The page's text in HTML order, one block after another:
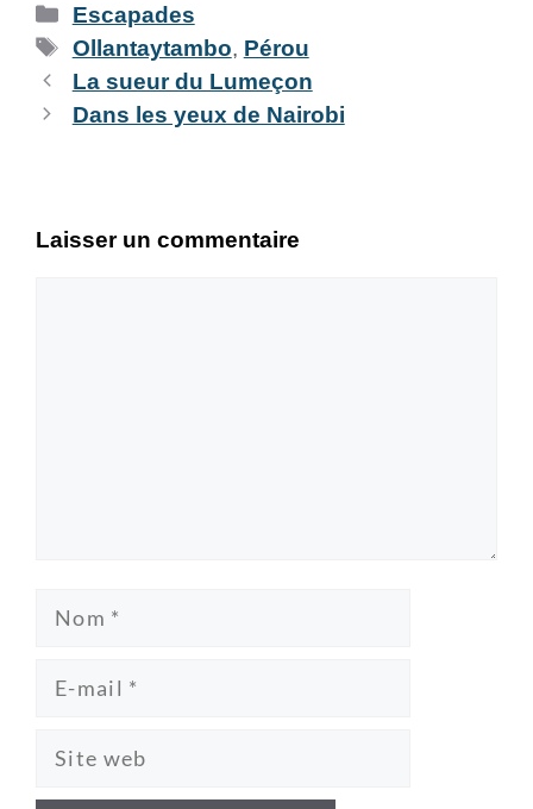
Escapades
Ollantaytambo, Pérou
La sueur du Lumeçon
Dans les yeux de Nairobi
Laisser un commentaire